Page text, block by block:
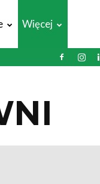
Więcej